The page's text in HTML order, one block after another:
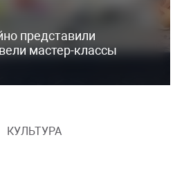
представили
мастер-классы
КУЛЬТУРА